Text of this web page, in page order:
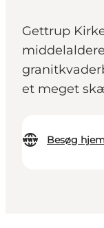
Gettrup
et meget
Besøg